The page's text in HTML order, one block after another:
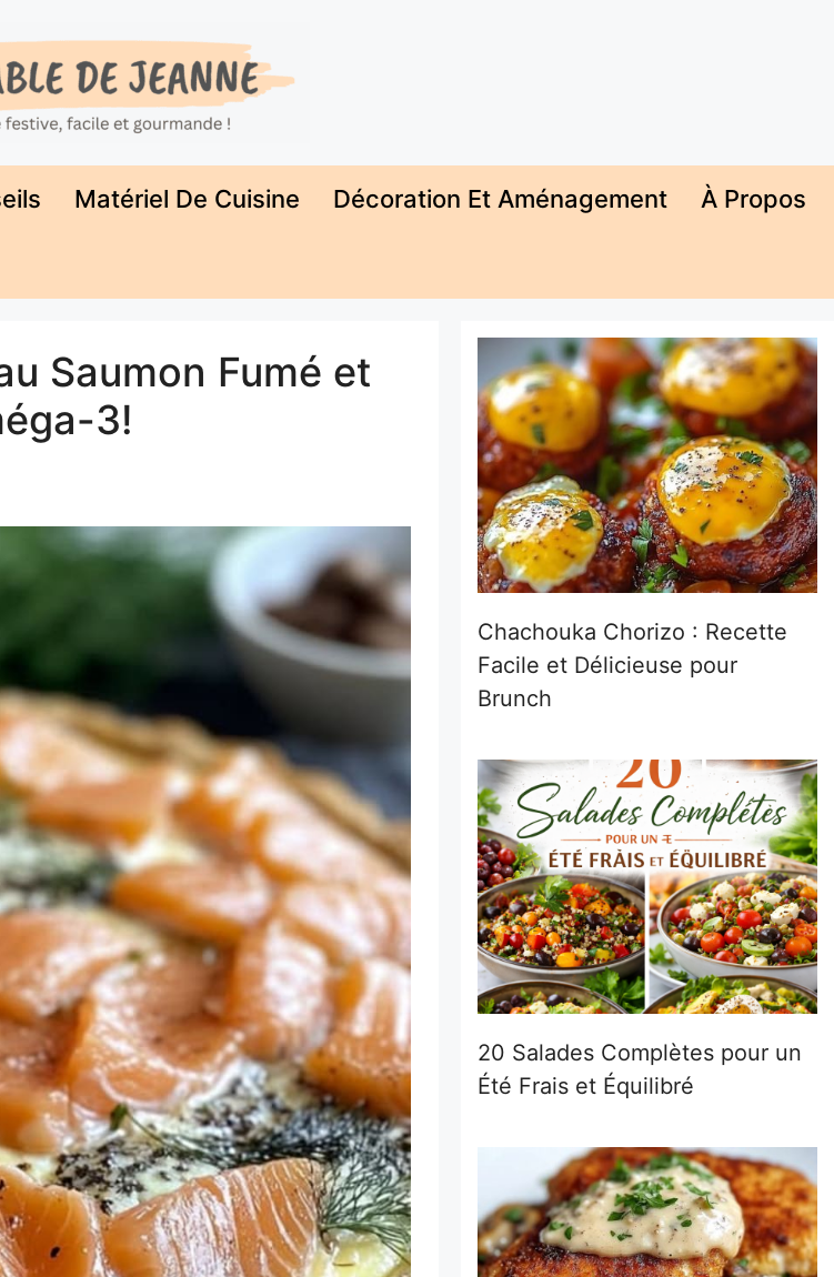
Matériel De Cuisine Décoration Et Aménagement À Propos
Saumon Fumé et
3!
Chachouka Chorizo : Recette
Facile et Délicieuse pour
Brunch
20 Salades Complètes pour un
Été Frais et Équilibré